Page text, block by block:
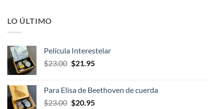
LO ÚLTIMO
Película Interestelar
$23.00 El
era:
$23.00.
$21.95El
es:
$21.95.
Para Elisa de Beethoven de cuerda
$23.00 El
$20.95El